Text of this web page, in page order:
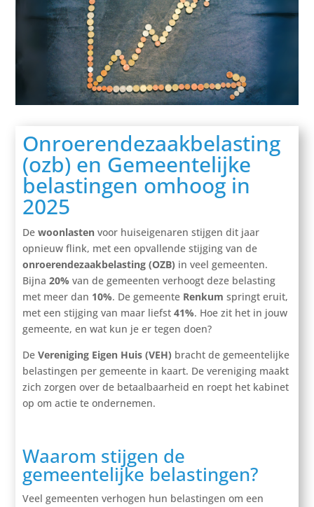
Onroerendezaakbelasting
(ozb) en Gemeentelijke
belastingen omhoog in
2025
Dewoonlasten voor huiseigenaren stijgen dit jaar
opnieuw flink, met een opvallende stijging van de
onroerendezaakbelasting (OZB) in veel gemeenten.
Bijna20% van de gemeenten verhoogt deze belasting
met meer dan 10%. De gemeente Renkum springt eruit,
met een stijging van maar liefst41%. Hoe zit het in jouw
gemeente, en wat kun je er tegen doen?
DeVereniging Eigen Huis (VEH) bracht de gemeentelijke
belastingen per gemeente in kaart. De vereniging maakt
zich zorgen over de betaalbaarheid en roept het kabinet
op om actie te ondernemen.
Waarom stijgen de
gemeentelijke belastingen?
Veel gemeenten verhogen hun belastingen om een